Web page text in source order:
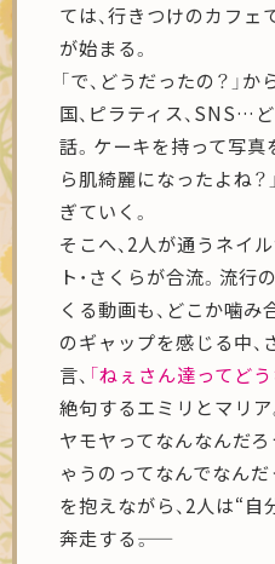
ては、行きつけのカフ
が始まる。
「で、どうだったの？」か
国、ピラティス、SNS…
話。ケーキを持って写真
ら肌綺麗になったよね
ぎていく。
そこへ、2人が通うネイ
ト・さくらが合流。流行
くる動画も、どこか噛
のギャップを感じる中
言、 「ねぇさん達ってど
絶句するエミリとマリア
ヤモヤってなんなんだろ
ゃうのってなんでなん
を抱えながら、2人は“
奔走する――。